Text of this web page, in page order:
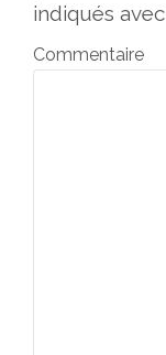
indiqués avec
Commentaire